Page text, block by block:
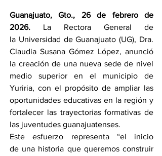
Guanajuato, Gto., 26 de febrero de
2026. La Rectora General de
la Universidad de Guanajuato (UG), Dra.
Claudia Susana Gómez López, anunció
la creación de una nueva sede de nivel
medio superior en el municipio de
Yuriria, con el propósito de ampliar las
oportunidades educativas en la región y
fortalecer las trayectorias formativas de
las juventudes guanajuatenses.
Este esfuerzo representa “el inicio
de una historia que queremos construir